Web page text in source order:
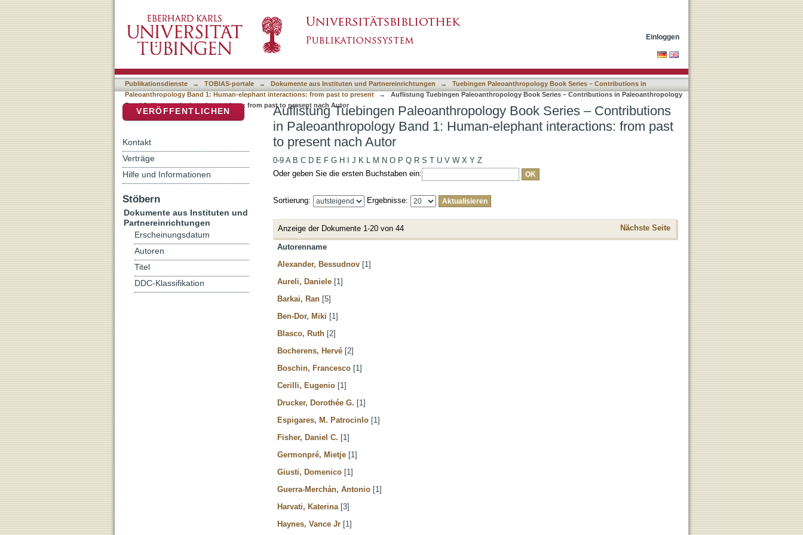
1: Human-elephant interactions: from past to present nach Autor
Einloggen
Publikationsdienste → TOBIAS-portale → Dokumente aus Instituten und Partnereinrichtungen →
Tuebingen Paleoanthropology Book Series – Contributions in
Paleoanthropology Band 1: Human-elephant interactions: from past to present
→
Auflistung Tuebingen Paleoanthropology Book Series – Contributions in Paleoanthropology
Band 1: Human-elephant interactions: from past to present nach AutorAuflistung Tuebingen Paleoanthropology Book Series – Contributions
in Paleoanthropology Band 1: Human-elephant interactions: from past
to present nach Autor
0-9 A B C D E F G H J K L M N O P Q R S T U V W X Y Z
Oder geben Sie die ersten Buchstaben ein:
Sortierung: Ergebnisse:
Anzeige der Dokumente 1-20 von 44 Nächste Seite
Autorenname
Alexander, Bessudnov [1]
Aureli, Daniele [1]
Barkai, Ran [5]
Ben-Dor, Miki [1]
Blasco, Ruth [2]
Bocherens, Hervé [2]
Boschin, Francesco [1]
Cerilli, Eugenio [1]
Drucker, Dorothée G. [1]
Espigares, M. PatrocinIo [1]
Fisher, Daniel C. [1]
Germonpré, Mietje [1]
Giusti, Domenico [1]
Guerra-Merchán, Antonio [1]
Harvati, Katerina [3]
Haynes, Vance Jr [1]
VERÖFFENTLICHEN
Kontakt
Verträge
Hilfe und Informationen
Stöbern
Dokumente aus Instituten und
Partnereinrichtungen
Erscheinungsdatum
Autoren
Titel
DDC-Klassifikation